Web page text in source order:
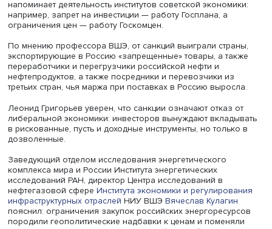
Научный руководитель департамента мировой
ВШЭ профессорЛеонид Григорьевотметил, что
редкую ситуацию, когда локальная военная операция
вызвала глобальные экономические последствия. Он
что плохая юридическая и экономическая проработка
санкций привела не только к их неэффективности, но и
изменению лидирующих позиций в государственных
банках и частных компаниях: ведущую роль в них стали
выполнением санкций. Ожидания краха российской
экономики базировались на доверии к сообщениям о
слабости и плохом знании торгового баланса. «Мы
Леонид Григорьев.